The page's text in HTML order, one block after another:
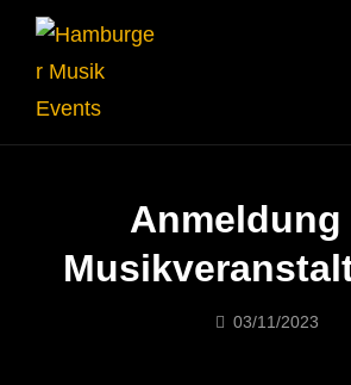
Skip
03/11/2023